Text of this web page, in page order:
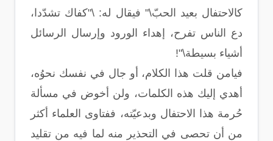
كالاحتفال بعيد الحبّ\" فيقال له: \"كفاك تشدّدا،
دع الناس تفرح، إهداء الورود وإرسال الرسائل
أشياء بسيطة\"!
فيامن قلت هذا الكلام، أو جال في نفسك نحوُه،
أهدي إليك هذه الكلمات، ولن أخوض في مسألة
حُرمة هذا الاحتفال وبدعيّته، ففتاوى العلماء أكثر
من أن تحصى في التحذير منه لما فيه من تقليد